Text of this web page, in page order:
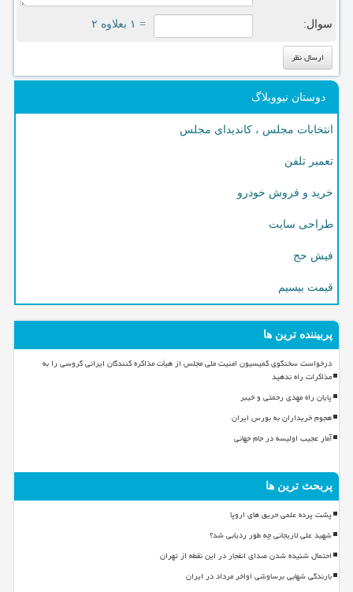
سوال: = ۱ بعلاوه ۲
دوستان نیووبلاگ
انتخابات مجلس ، کاندیدای مجلس
تعمیر تلفن
خرید و فروش خودرو
طراحی سایت
فیش حج
قیمت بیسیم
پربیننده ترین ها
درخواست سخنگوی کمیسیون امنیت ملی مجلس از هیأت مذاکره کنندگان ایرانی گروسی را به
مذاکرات راه ندهید
پایان راه مهدی رحمتی و خیبر
هجوم خریداران به بورس ایران
آمار عجیب اولیسه در جام جهانی
پربحث ترین ها
پشت پرده علمی حریق های اروپا
شهید علی لاریجانی چه طور ردیابی شد؟
احتمال شنیده شدن صدای انفجار در این نقطه از تهران
بارندگی شهابی برساوشی اواخر مرداد در ایران